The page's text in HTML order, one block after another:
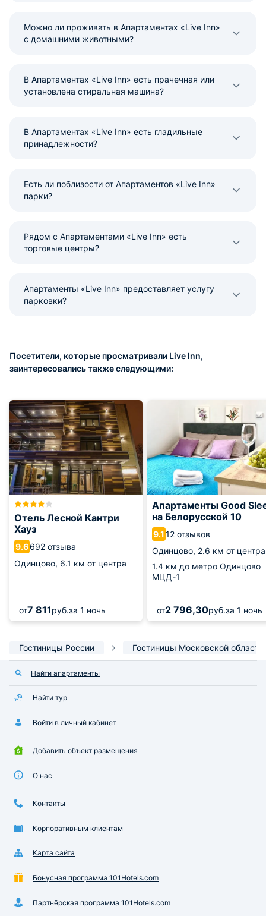
Можно ли проживать в Апартаментах «Live Inn»
с домашними животными?
В Апартаментах «Live Inn» есть прачечная или
установлена стиральная машина?
В Апартаментах «Live Inn» есть гладильные
принадлежности?
Есть ли поблизости от Апартаментов «Live Inn»
парки?
Рядом с Апартаментами «Live Inn» есть
торговые центры?
Апартаменты «Live Inn» предоставляет услугу
парковки?
Посетители, которые просматривали Live Inn,
заинтересовались также следующими:
Отель Лесной Кантри
Хауз
9.6692 отзыва
Одинцово, 6.1 км от центра
от7 811руб.за 1 ночь
Апартаменты Good
на Белорусской 10
9.112 отзывов
Одинцово, 2.6 км от центра
1.4 км до метро Одинцово
МЦД-1
от2 796,30руб.за 1 ночь
Гостиницы России Гостиницы Московской области
Найти апартаменты
Найти тур
Войти в личный кабинет
Добавить объект размещения
О нас
Контакты
Корпоративным клиентам
Карта сайта
Бонусная программа 101Hotels.com
Партнёрская программа 101Hotels.com